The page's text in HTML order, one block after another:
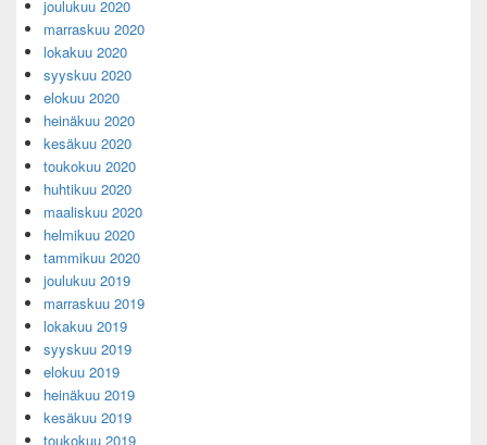
joulukuu 2020
marraskuu 2020
lokakuu 2020
syyskuu 2020
elokuu 2020
heinäkuu 2020
kesäkuu 2020
toukokuu 2020
huhtikuu 2020
maaliskuu 2020
helmikuu 2020
tammikuu 2020
joulukuu 2019
marraskuu 2019
lokakuu 2019
syyskuu 2019
elokuu 2019
heinäkuu 2019
kesäkuu 2019
toukokuu 2019